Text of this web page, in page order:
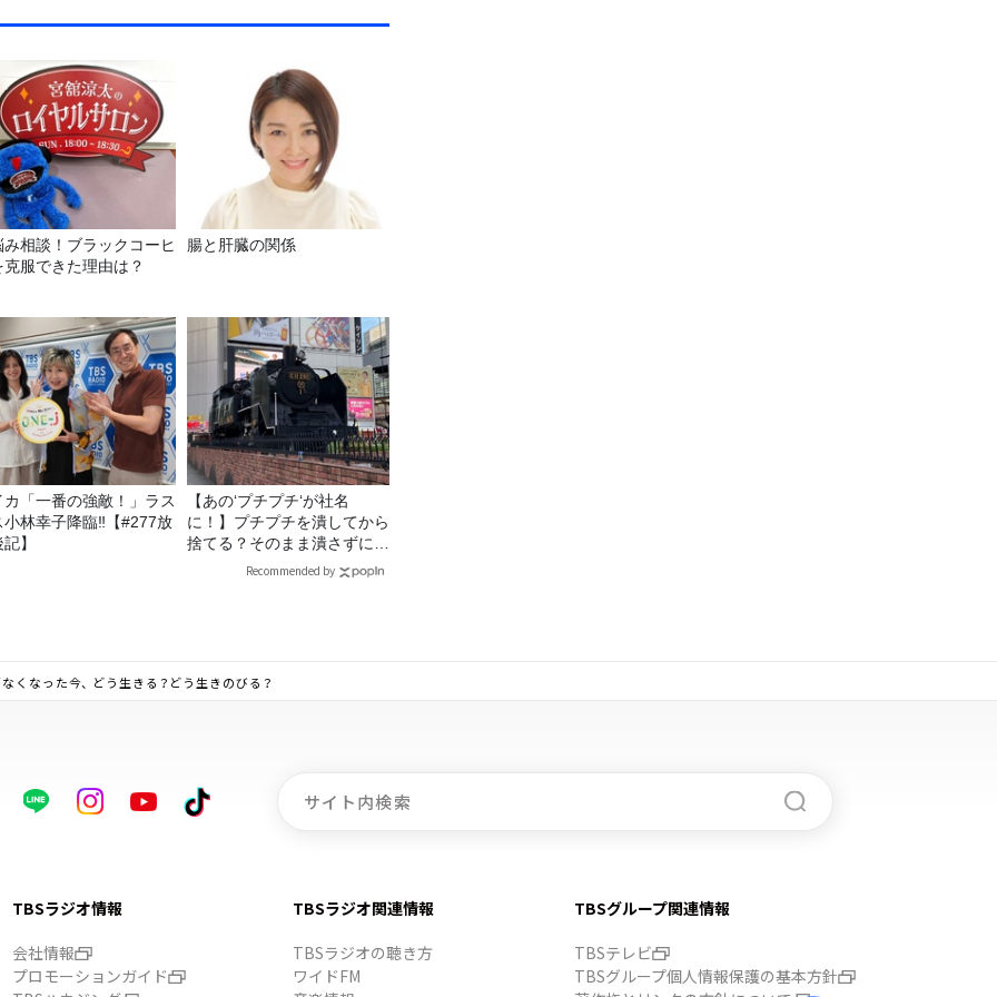
み相談！ブラックコーヒ
克服できた理由は？
腸と肝臓の関係
カ「一番の強敵！」ラス
小林幸子降臨‼【#277放
】
【あの‘プチプチ‘が社名
に！】プチプチを潰してから
捨てる？そのまま潰さずに捨
Recommended by
くなった今、 どう生きる？どう生きのびる？
TBSラジオ情報
会社情報
プロモーションガイド
TBSラジオ関連情報
TBSラジオの聴き方
ワイドFM
TBSグループ関連情報
TBSテレビ
TBSグループ個人情報保護の基本方針